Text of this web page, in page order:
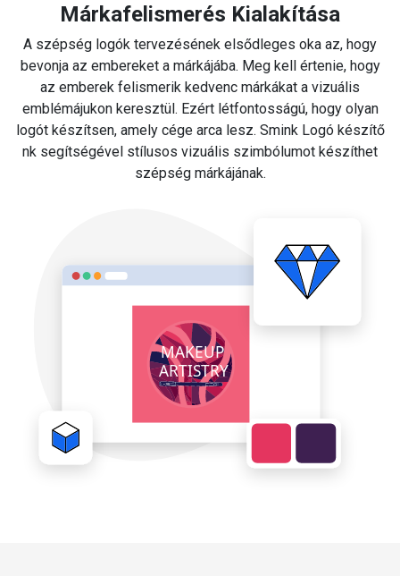
Márkafelismerés Kialakítása
A szépség logók tervezésének elsődleges oka az, hogy
bevonja az embereket a márkájába. Meg kell értenie, hogy
az emberek felismerik kedvenc márkákat a vizuális
emblémájukon keresztül. Ezért létfontosságú, hogy olyan
logót készítsen, amely cége arca lesz. Smink Logó készítő
nk segítségével stílusos vizuális szimbólumot készíthet
szépség márkájának.